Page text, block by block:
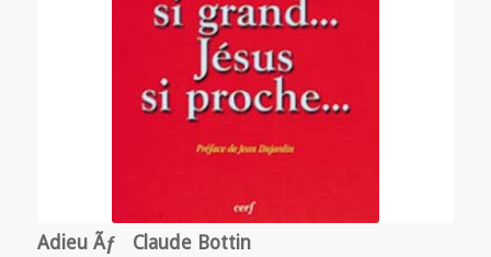
Adieu Ãƒ Claude Bottin